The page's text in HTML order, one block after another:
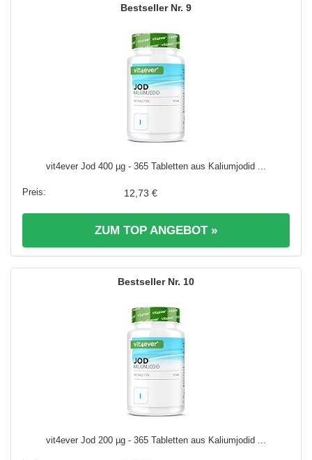
9
vit4ever Jod 400 µg - 365 Tabletten aus Kaliumjodid ...
12,73 €
ZUM TOP ANGEBOT »
10
vit4ever Jod 200 µg - 365 Tabletten aus Kaliumjodid ...